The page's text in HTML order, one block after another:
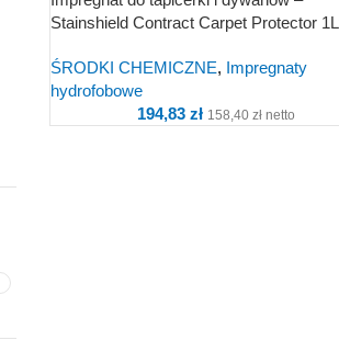
Stainshield Contract Carpet Protector
ŚRODKI CHEMICZNE, Impregnaty
hydrofobowe
194,83 zł 158,40 złnetto